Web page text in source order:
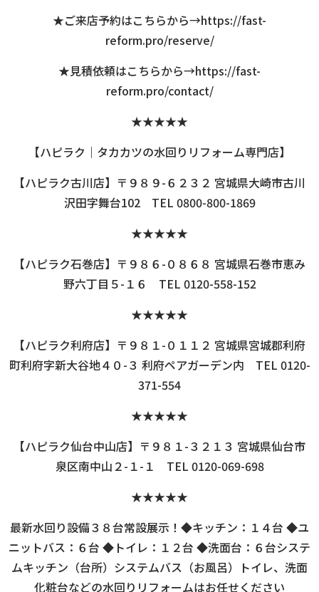
★ご来店予約はこちらから→https://fast-
reform.pro/reserve/
★見積依頼はこちらから→https://fast-
reform.pro/contact/
★★★★★
【ハピラク｜タカカツの水回りリフォーム専門店】
【ハピラク古川店】〒９８９-６２３２ 宮城県大崎市古川
沢田字舞台102 TEL 0800-800-1869
★★★★★
【ハピラク石巻店】〒９８６-０８６８ 宮城県石巻市恵み
野六丁目５-１６ TEL 0120-558-152
★★★★★
【ハピラク利府店】〒９８１-０１１２ 宮城県宮城郡利府
町利府字新大谷地４０-３ 利府ペアガーデン内 TEL 0120-
371-554
★★★★★
【ハピラク仙台中山店】〒９８１-３２１３ 宮城県仙台市
泉区南中山２-１-１ TEL 0120-069-698
★★★★★
最新水回り設備３８台常設展示！◆キッチン：１４台 ◆ユ
ニットバス：６台 ◆トイレ：１２台 ◆洗面台：６台システ
ムキッチン（台所）システムバス（お風呂）トイレ、洗面
化粧台などの水回りリフォームはお任せください